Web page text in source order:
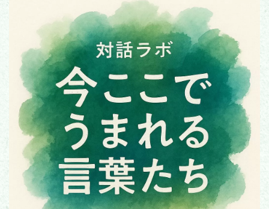
初回無料体験
よくあるご質問（FAQ）
記事・コラム一覧
お問い合わせ